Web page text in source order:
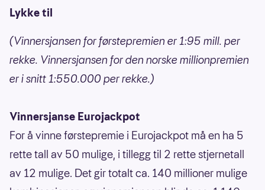
Lykke til
(Vinnersjansen for førstepremien er 1:95 mill. per
rekke. Vinnersjansen for den norske millionpremien
er i snitt 1:550.000 per rekke.)
Vinnersjanse Eurojackpot
For å vinne førstepremie i Eurojackpot må en ha 5
rette tall av 50 mulige, i tillegg til 2 rette stjernetall
av 12 mulige. Det gir totalt ca. 140 millioner mulige